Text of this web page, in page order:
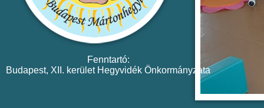
Fenntartó:
Budapest, XII. kerület Hegyvidék Önkormányzata